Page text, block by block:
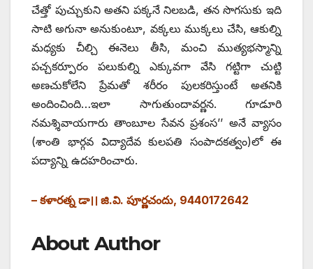
చేత్తో పుచ్చుకుని అతని పక్కనే నిలబడి, తన సొగసుకు ఇది
సాటి అగునా అనుకుంటూ, వక్కలు ముక్కలు చేసి, ఆకుల్ని
మధ్యకు చీల్చి ఈనెలు తీసి, మంచి ముత్యభస్మాన్ని
పచ్చకర్పూరం పలుకుల్ని ఎక్కువగా వేసి గట్టిగా చుట్టి
అణచుకోలేని ప్రేమతో శరీరం పులకరిస్తుంటే అతనికి
అందించింది…ఇలా సాగుతుందావర్ణన. గూడూరి
నమశ్శివాయగారు తాంబూల సేవన ప్రశంస’’ అనే వ్యాసం
(శాంతి భార్గవ విద్యాదేవ కులపతి సంపాదకత్వం)లో ఈ
పద్యాన్ని ఉదహరించారు.
– కళారత్న డా।। జి.వి. పూర్ణచందు, 9440172642
About Author